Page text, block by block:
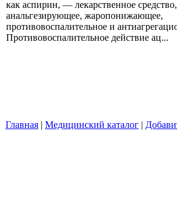
как аспирин, — лекарственное
анальгезирующее, жаропонижающее,
противовоспалительное и
Противовоспалительное действие ац...
Главная | Медицинский каталог |